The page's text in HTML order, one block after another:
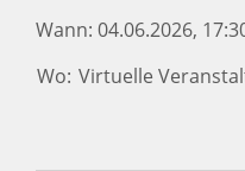
Wann: 04.06.2026,
Wo: Virtuelle